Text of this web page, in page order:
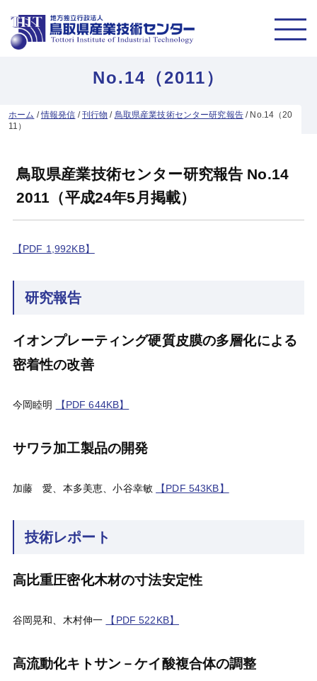
No.14（2011）
ホーム /情報発信 /刊行物 / 鳥取県産業技術センター研究報告/ No.14（20
11）
鳥取県産業技術センター研究報告 No.14
2011（平成24年5月掲載）
【PDF 1,992KB】
研究報告
イオンプレーティング硬質皮膜の多層化による
密着性の改善
今岡睦明 【PDF 644KB】
サワラ加工製品の開発
加藤 愛、本多美恵、小谷幸敏 【PDF 543KB】
技術レポート
高比重圧密化木材の寸法安定性
谷岡晃和、木村伸一 【PDF 522KB】
高流動化キトサン－ケイ酸複合体の調整